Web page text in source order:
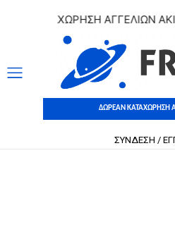
ΚΑΤΑΧΩΡΗΣΗ ΑΓΓΕΛΙΩΝ
ΔΩΡΕΑΝ ΚΑΤΑΧΩΡΗΣΗ
ΣΥΝΔΕΣΗ /